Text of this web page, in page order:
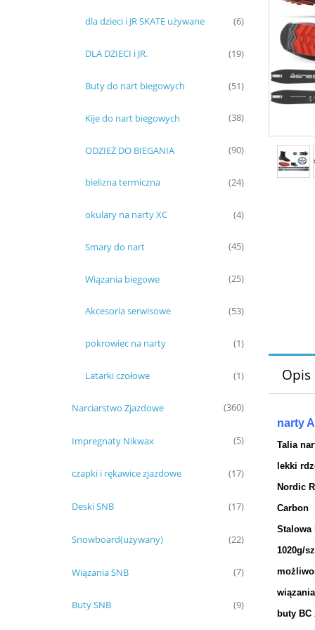
dla dzieci i JR SKATE używane (6)
DLA DZIECI i JR. (19)
Buty do nart biegowych (51)
Kije do nart biegowych (38)
ODZIEŻ DO BIEGANIA (90)
bielizna termiczna (24)
okulary na narty XC (4)
Smary do nart (45)
Wiązania biegowe (25)
Akcesoria serwisowe (53)
pokrowiec na narty (1)
Latarki czołowe (1)
Narciarstwo Zjazdowe (360)
Impregnaty Nikwax (5)
czapki i rękawice zjazdowe (17)
Deski SNB (17)
Snowboard(używany) (22)
Wiązania SNB (7)
Buty SNB (9)
Opis
narty
Talia
lekki
Nordic
Carbon
Stalowa
1020g/
buty